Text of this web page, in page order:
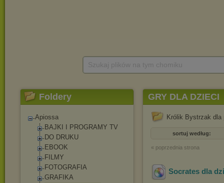
Foldery
Apiossa
BAJKI I PROGRAMY TV
DO DRUKU
EBOOK
FILMY
FOTOGRAFIA
GRAFIKA
GRY DLA DZIECI
Królik Bystrzak dla
sortuj według:
« poprzednia strona
Socrates dla